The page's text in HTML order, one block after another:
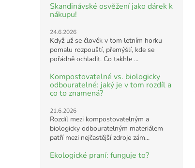
Skandinávské osvěžení jako dárek k
nákupu!
24.6.2026
Když už se člověk v tom letním horku
pomalu rozpouští, přemýšlí, kde se
pořádně ochladit. Co takhle ...
Kompostovatelné vs. biologicky
odbouratelné: jaký je v tom rozdíl a
co to znamená?
21.6.2026
Rozdíl mezi kompostovatelným a
biologicky odbouratelným materiálem
patří mezi nejčastější zdroje zám...
Ekologické praní: funguje to?